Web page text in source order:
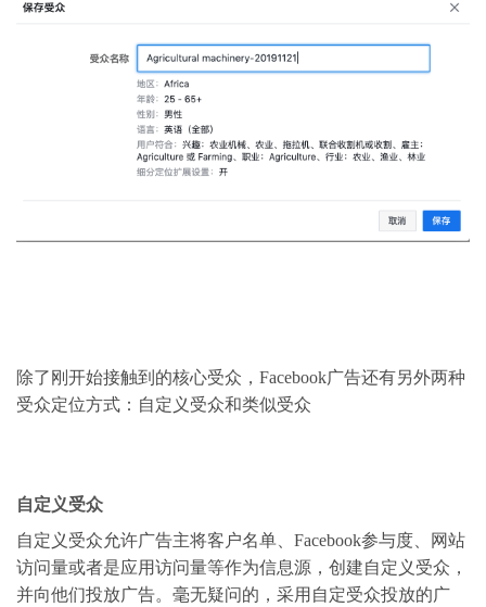
除了刚开始接触到的核心受众，Facebook广告还有另外两种
受众定位方式：自定义受众和类似受众
自定义受众
自定义受众允许广告主将客户名单、Facebook参与度、网站
访问量或者是应用访问量等作为信息源，创建自定义受众，
并向他们投放广告。毫无疑问的，采用自定受众投放的广